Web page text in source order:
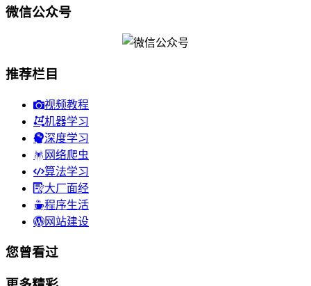
微信公众号
推荐栏目
视频教程
机器学习
深度学习
网络爬虫
算法学习
大厂面经
程序生活
网站建设
您曾看过